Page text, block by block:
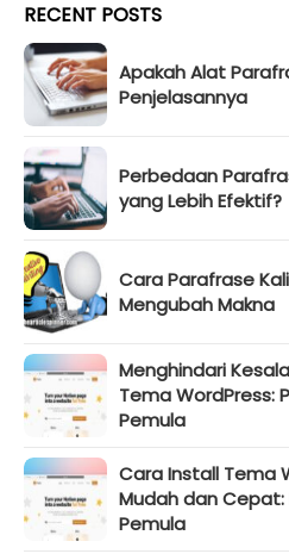
RECENT POSTS
Apakah Alat
Penjelasannya
Perbedaan
yang Lebih Efektif?
Cara Parafrase
Mengubah Makna
Menghindari
Tema WordPress:
Pemula
Cara Install Tema
Mudah dan Cepat:
Pemula